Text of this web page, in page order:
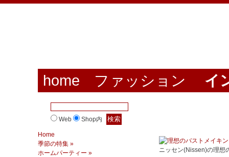
home ファッション イ
ニッセン(Nissen)の理想
Web Shop内
Home
季節の特集 »
ホームパーティー »